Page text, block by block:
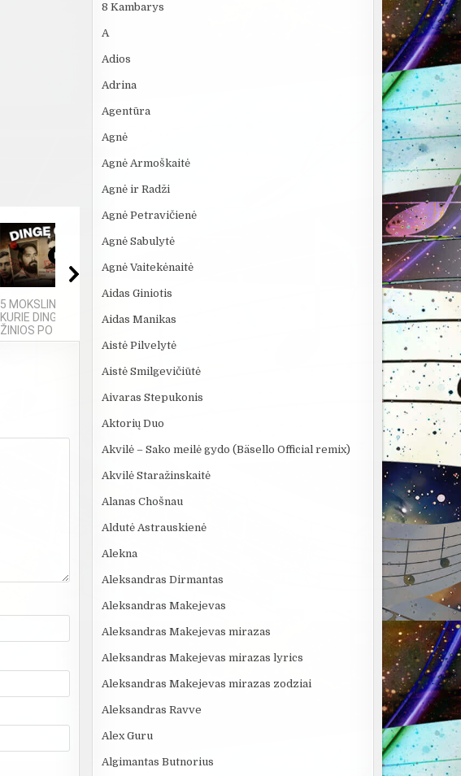
5 MOKSLININKAI,
KURIE DINGO BE
ŽINIOS PO SAVO...
MĮSLINGA GAMTOS
KĄ SLEPIA
JŪRA? 5
8 Kambarys
A
Adios
Adrina
Agentūra
Agnė
Agnė Armoškaitė
Agnė ir Radži
Agnė Petravičienė
Agnė Sabulytė
Agnė Vaitekėnaitė
Aidas Giniotis
Aidas Manikas
Aistė Pilvelytė
Aistė Smilgevičiūtė
Aivaras Stepukonis
Aktorių Duo
Akvilė – Sako meilė gydo (Bäsello Official remix)
Akvilė Staražinskaitė
Alanas Chošnau
Aldutė Astrauskienė
Alekna
Aleksandras Dirmantas
Aleksandras Makejevas
Aleksandras Makejevas mirazas
Aleksandras Makejevas mirazas lyrics
Aleksandras Makejevas mirazas zodziai
Aleksandras Ravve
Alex Guru
Algimantas Butnorius